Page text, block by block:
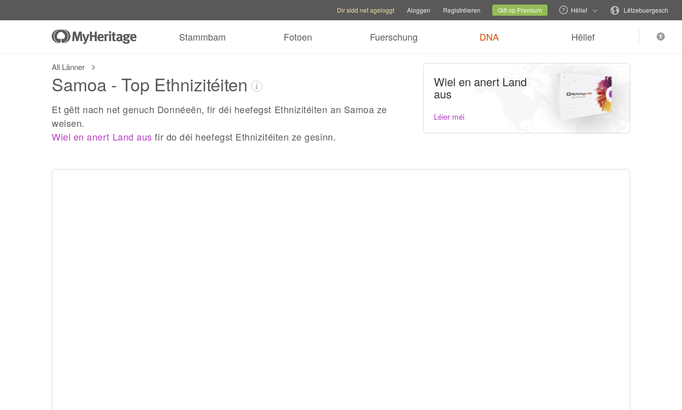
Aktuell SäitSprooch änneren
Dir sidd net ageloggt Aloggen Registréieren Gitt op Premium Hëllef Lëtzebuergesch
Stammbam Fotoen Fuerschung DNA Hëllef
All Länner
Samoa - Top Ethnizitéiten
Et gëtt nach net genuch Donnéeën, fir déi heefegst Ethnizitéiten an Samoa ze
weisen.
Wiel en anert Land aus fir do déi heefegst Ethnizitéiten ze gesinn.
Wiel en anert Land
aus
Léier méi